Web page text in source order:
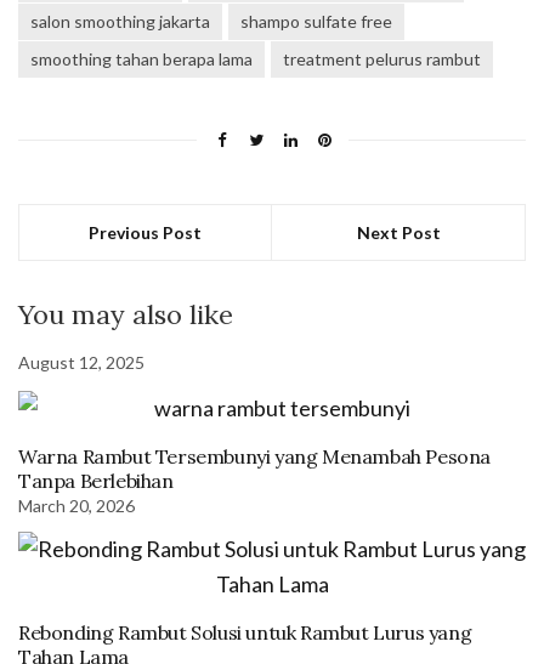
salon smoothing jakarta
shampo sulfate free
smoothing tahan berapa lama
treatment pelurus rambut
Previous Post Next Post
You may also like
August 12, 2025
Warna Rambut Tersembunyi yang Menambah Pesona
Tanpa Berlebihan
March 20, 2026
Rebonding Rambut Solusi untuk Rambut Lurus yang
Tahan Lama